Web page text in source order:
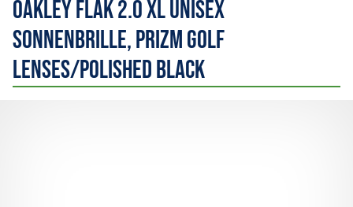
Oakley Flak 2.0 XL Unisex
Sonnenbrille, Prizm Golf
Lenses/Polished Black